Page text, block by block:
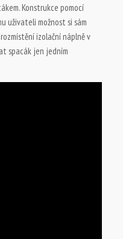
Konstrukce pomocí
uživateli možnost si sám
izolační náplně v
spacák jen jedním